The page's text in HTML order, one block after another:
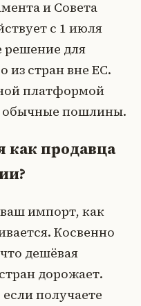
и Совета
с 1 июля
решение для
из стран вне ЕС.
платформой
обычные пошлины.
как продавца
импорт, как
Косвенно
дешёвая
дорожает.
получаете